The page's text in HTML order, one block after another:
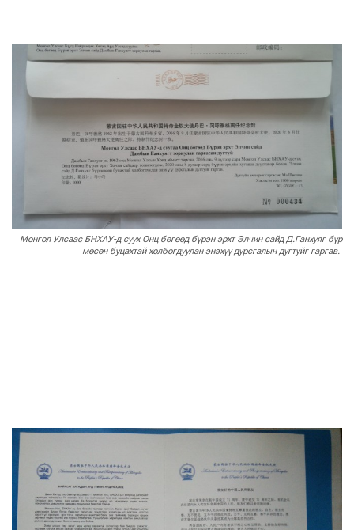
Монгол Улсаас БНХАУ-д суух Онц бөгөөд бүрэн эрхт Элчин сайд Д.Ганхуяг бүр
мөсөн буцахтай холбогдуулан энэхүү дурсгалын дугтуйг гаргав.